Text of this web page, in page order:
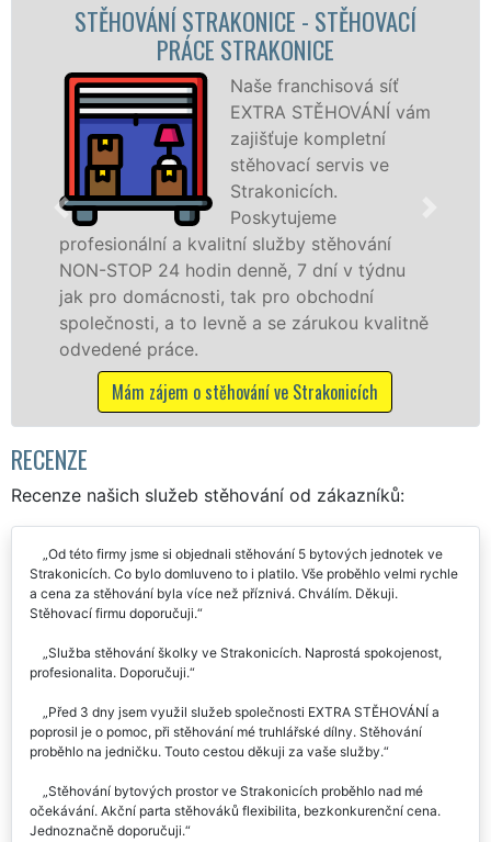
vám
v týdnu
kvalitně
STĚHOVACÍ SLUŽBA
STĚHOVACÍ FIRMA
stěhovací
služby zajišťujeme domácnostem i
celém okresu Strakonice se
franchisové sítě EXTRA STĚHOVÁNÍ.
Nabízíme stěhovací služby NON-
včetně víkendů a svátků bez
Mám zájem o stěhovací služby ve
RECENZE
Recenze našich služeb stěhování od zákazníků:
Od této firmy jsme si objednali stěhování 5 bytových jednotek ve
Strakonicích. Co bylo domluveno to i platilo. Vše proběhlo velmi rychle
a cena za stěhování byla více než příznivá. Chválím. Děkuji.
Stěhovací firmu doporučuji.
Služba stěhování školky ve Strakonicích. Naprostá spokojenost,
profesionalita. Doporučuji.
Před 3 dny jsem využil služeb společnosti EXTRA STĚHOVÁNÍ a
poprosil je o pomoc, při stěhování mé truhlářské dílny. Stěhování
proběhlo na jedničku. Touto cestou děkuji za vaše služby.
Stěhování bytových prostor ve Strakonicích proběhlo nad mé
očekávání. Akční parta stěhováků flexibilita, bezkonkurenční cena.
Jednoznačně doporučuji.